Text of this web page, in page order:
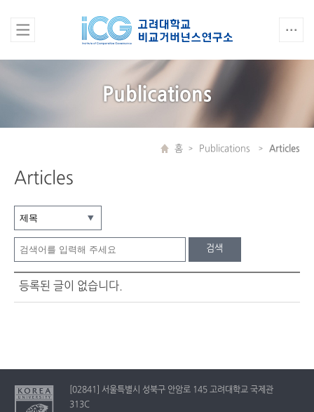
Publications
홈 Publications Articles
Articles
검색
등록된 글이 없습니다.
[02841] 서울특별시 성북구 안암로 145 고려대학교 국제관
313C